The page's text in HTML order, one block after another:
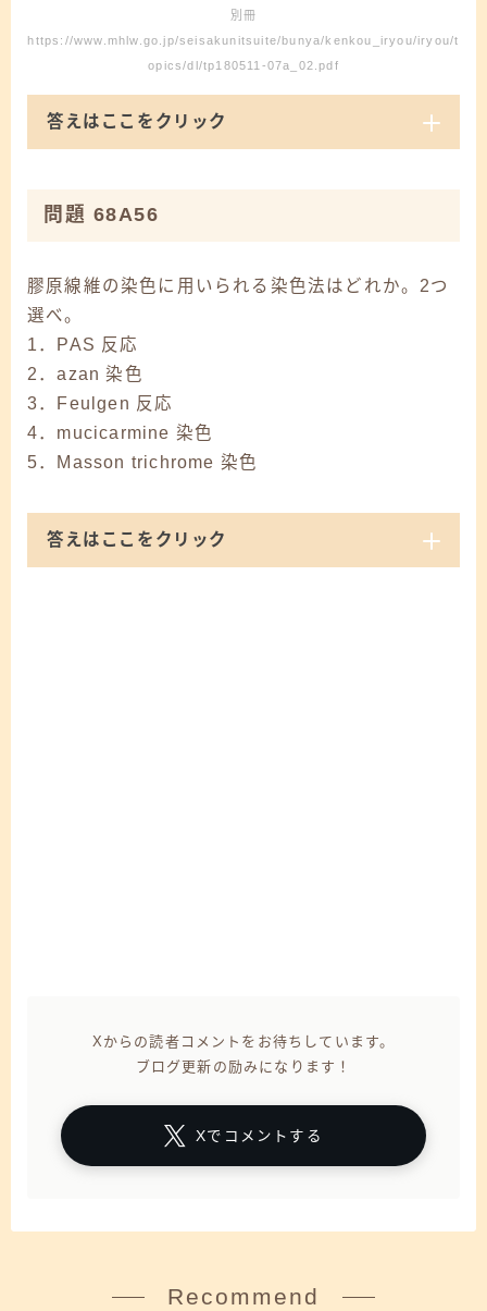
別冊
https://www.mhlw.go.jp/seisakunitsuite/bunya/kenkou_iryou/iryou/t
opics/dl/tp180511-07a_02.pdf
答えはここをクリック
問題 68A56
膠原線維の染色に用いられる染色法はどれか。2つ
選べ。
1．PAS 反応
2．azan 染色
3．Feulgen 反応
4．mucicarmine 染色
5．Masson trichrome 染色
答えはここをクリック
Xからの読者コメントをお待ちしています。
ブログ更新の励みになります！
Xでコメントする
Recommend